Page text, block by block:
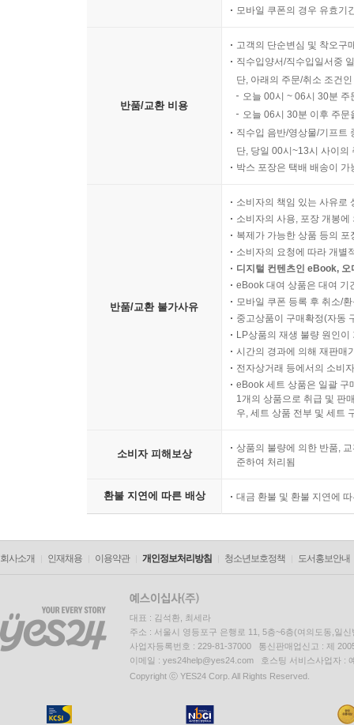
모바일 쿠폰의 경우 유효기
반품/교환 비용
고객의 단순변심 및 착오구
직수입양서/직수입일서중
단, 아래의 주문/취소 조건
오늘 00시 ~ 06시 30분
오늘 06시 30분 이후 주
직수입 음반/영상물/기프트
단, 당일 00시~13시 사이의
박스 포장은 택배 배송이
반품/교환 불가사유
소비자의 책임 있는 사유로
소비자의 사용, 포장 개봉
복제가 가능한 상품 등의
소비자의 요청에 따라 개별
디지털 컨텐츠인 eBook,
eBook 대여 상품은 대여 기
모바일 쿠폰 등록 후 취소/
중고상품이 구매확정(자동
LP상품의 재생 불량 원인
시간의 경과에 의해 재판매
전자상거래 등에서의 소비
eBook 세트 상품은 일괄 구
1개의 상품으로 취급 및 판
우, 세트 상품 전부 및 세트
소비자 피해보상
상품의 불량에 의한 반품,
준하여 처리됨
환불 지연에 따른 배상 대금 환불 및 환불 지연에
회사소개 인재채용 이용약관 개인정보처리방침 청소년보호정책 도서홍보안내
대표 : 김석환, 최세라
주소 : 서울시 영등포구 은행로 11, 5층~6층(여의도동,일신
사업자등록번호 : 229-81-37000 통신판매업신고 : 제
이메일 : yes24help@yes24.com 호스팅 서비스사업자 :
Copyright ⓒ YES24 Corp. All Rights Reserved.